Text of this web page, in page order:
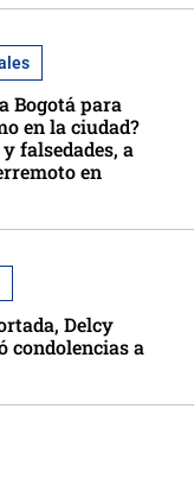
Bogotá para
en la ciudad?
falsedades, a
en
Delcy
condolencias a